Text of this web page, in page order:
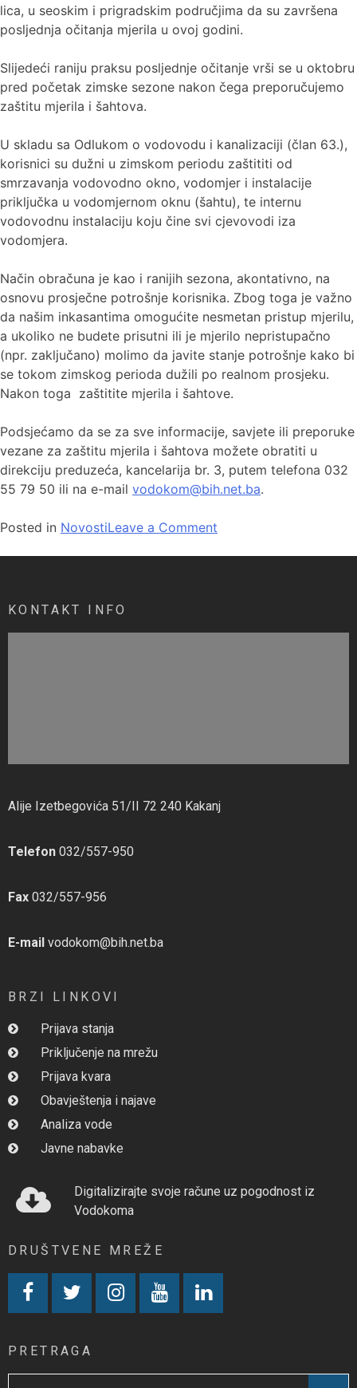
lica, u seoskim i prigradskim područjima da su završena
posljednja očitanja mjerila u ovoj godini.
Slijedeći raniju praksu posljednje očitanje vrši se u oktobru
pred početak zimske sezone nakon čega preporučujemo
zaštitu mjerila i šahtova.
U skladu sa Odlukom o vodovodu i kanalizaciji (član 63.),
korisnici su dužni u zimskom periodu zaštititi od
smrzavanja vodovodno okno, vodomjer i instalacije
priključka u vodomjernom oknu (šahtu), te internu
vodovodnu instalaciju koju čine svi cjevovodi iza
vodomjera.
Način obračuna je kao i ranijih sezona, akontativno, na
osnovu prosječne potrošnje korisnika. Zbog toga je važno
da našim inkasantima omogućite nesmetan pristup mjerilu,
a ukoliko ne budete prisutni ili je mjerilo nepristupačno
(npr. zaključano) molimo da javite stanje potrošnje kako bi
se tokom zimskog perioda dužili po realnom prosjeku.
Nakon toga zaštitite mjerila i šahtove.
Podsjećamo da se za sve informacije, savjete ili preporuke
vezane za zaštitu mjerila i šahtova možete obratiti u
direkciju preduzeća, kancelarija br. 3, putem telefona 032
55 79 50 ili na e-mail vodokom@bih.net.ba.
Posted in NovostiLeave a Comment
KONTAKT INFO
Alije Izetbegovića 51/II 72 240 Kakanj
Telefon 032/557-950
Fax 032/557-956
E-mail vodokom@bih.net.ba
BRZI LINKOVI
Prijava stanja
Priključenje na mrežu
Prijava kvara
Obavještenja i najave
Analiza vode
Javne nabavke
Digitalizirajte svoje račune uz pogodnost iz
Vodokoma
DRUŠTVENE MREŽE
PRETRAGA